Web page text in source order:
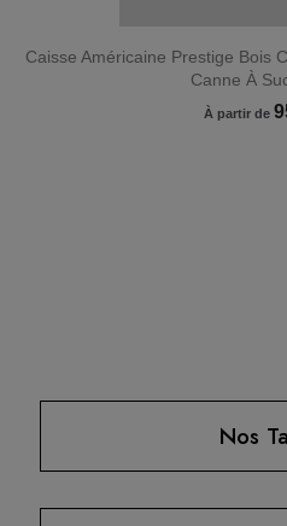
Caisse Américaine Prestige Bois
Canne À
À partir de
Nos